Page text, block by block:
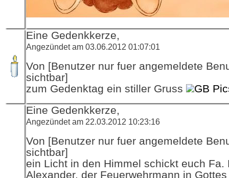
Eine Gedenkkerze,
Angezündet am 03.06.2012 01:07:01
Von [Benutzer nur fuer angemeldete
sichtbar]
zum Gedenktag ein stiller Gruss
GB
Eine Gedenkkerze,
Angezündet am 22.03.2012 10:23:16
Von [Benutzer nur fuer angemeldete
sichtbar]
ein Licht in den Himmel schickt euch Fa.
Alexander, der Feuerwehrmann in Gottes